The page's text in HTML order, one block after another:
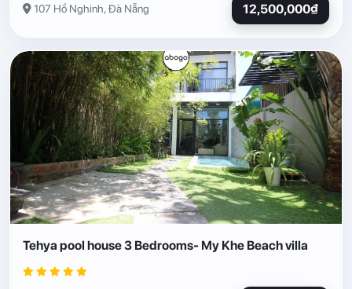
107 Hồ Nghinh, Đà Nẵng 12,500,000₫
Tehya pool house 3 Bedrooms- My Khe Beach villa